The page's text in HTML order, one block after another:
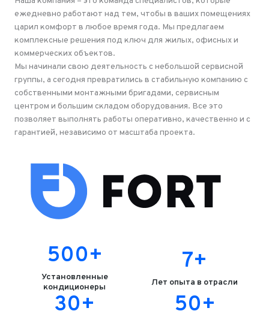
ежедневно работают над тем, чтобы в ваших помещениях
царил комфорт в любое время года. Мы предлагаем
комплексные решения под ключ для жилых, офисных и
коммерческих объектов.
Мы начинали свою деятельность с небольшой сервисной
группы, а сегодня превратились в стабильную компанию с
собственными монтажными бригадами, сервисным
центром и большим складом оборудования. Все это
позволяет выполнять работы оперативно, качественно и с
гарантией, независимо от масштаба проекта.
500+
Установленные
кондиционеры
7+
Лет опыта в отрасли
30+ 50+